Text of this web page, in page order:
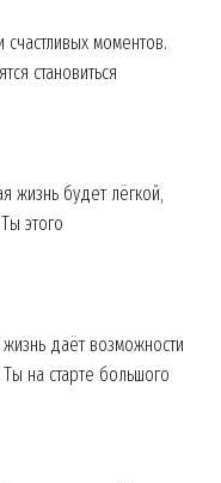
моментов.
становиться
жизнь будет лёгкой,
этого
даёт возможности
на старте большого